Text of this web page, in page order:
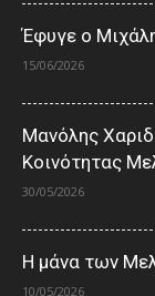
Έφυγε ο
15/06/2026
Μανόλης
Κοινότητας
30/05/2026
Η μάνα των
10/05/2026